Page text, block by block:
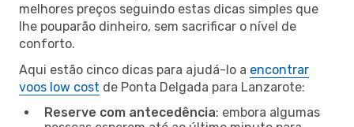
melhores preços seguindo estas dicas simples que
lhe pouparão dinheiro, sem sacrificar o nível de
conforto.
Aqui estão cinco dicas para ajudá-lo a encontrar
voos low cost de Ponta Delgada para Lanzarote:
Reserve com antecedência: embora algumas